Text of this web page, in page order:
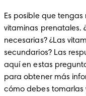
Es posible que
vitaminas prenatales.
necesarias? ¿Las
secundarios? Las
aquí en estas
para obtener más
cómo debes tomarlas